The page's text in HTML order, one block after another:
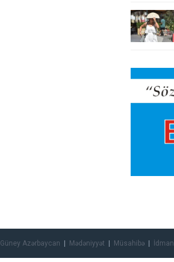
Güney Azərbaycan Mədəniyyət Müsahibə İdman